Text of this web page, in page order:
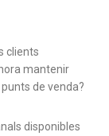
clients
mantenir
de venda?
disponibles